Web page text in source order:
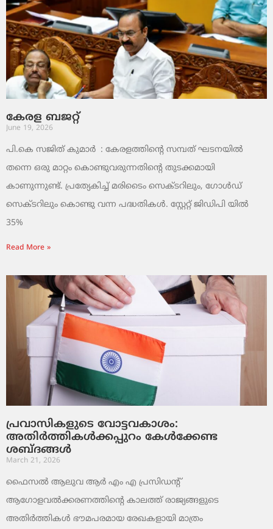
കേരള ബജറ്റ്
June 19, 2026
പി.കെ സജിത് കുമാര്‍ : കേരളത്തിന്റെ സമ്പത് ഘടനയിൽ
തന്നെ ഒരു മാറ്റം കൊണ്ടുവരുന്നതിന്റെ തുടക്കമായി
കാണുന്നുണ്ട്. പ്രത്യേകിച്ച് മരിടൈം സെക്ടറിലും, ഗോൾഡ്
സെക്ടറിലും കൊണ്ടു വന്ന പദ്ധതികൾ. സ്റ്റേറ്റ് ജിഡിപി യിൽ
35%
Read More »
പ്രവാസികളുടെ വോട്ടവകാശം:
അതിർത്തികൾക്കപ്പുറം കേൾക്കേണ്ട
ശബ്ദങ്ങൾ
March 21, 2026
ഫൈസൽ ആലുവ ആർ എം എ പ്രസിഡന്റ്
ആഗോളവൽക്കരണത്തിന്റെ കാലത്ത് രാജ്യങ്ങളുടെ
അതിർത്തികൾ ഭൗമപരമായ രേഖകളായി മാത്രം